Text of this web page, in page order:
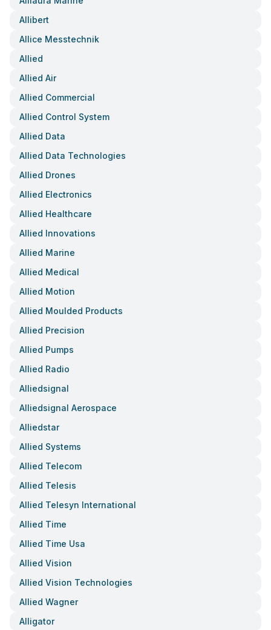
Allibert
Allice Messtechnik
Allied
Allied Air
Allied Commercial
Allied Control System
Allied Data
Allied Data Technologies
Allied Drones
Allied Electronics
Allied Healthcare
Allied Innovations
Allied Marine
Allied Medical
Allied Motion
Allied Moulded Products
Allied Precision
Allied Pumps
Allied Radio
Alliedsignal
Alliedsignal Aerospace
Alliedstar
Allied Systems
Allied Telecom
Allied Telesis
Allied Telesyn International
Allied Time
Allied Time Usa
Allied Vision
Allied Vision Technologies
Allied Wagner
Alligator